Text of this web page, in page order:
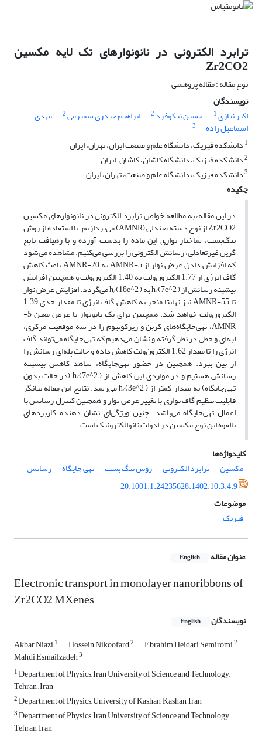
ترابرد الکترونی در نانونوارهای تک لایه مکسین
Zr2CO2
نوع مقاله : مقاله پژوهشی
نویسندگان
اکبر نیازی1 حسین نیکوفرد 2 ابراهیم حیدری سمیرمی2 مهدی
اسماعیل زاده
3
1 دانشکده فیزیک، دانشگاه علم و صنعت ایران، تهران، ایران
2دانشکده فیزیک، دانشگاه کاشان، کاشان، ایران
3دانشکده فیزیک، دانشگاه علم و صنعت، تهران، ایران
چکیده
در این مقاله، به مطالعه خواص ترابرد الکترونی در نانونوارهای مکسین
Zr2CO2 از نوع دسته صندلی (AMNR) می‌پردازیم. با استفاده از روش
تنگ‌بست، ساختار نواری این ماده را بدست آورده و با رهیافت تابع
گرین غیرتعادلی، رسانش الکترونی را بررسی می‌کنیم. مشاهده می‌شود
که افزایش دادن عرض نوار از 5-AMNR به 20-AMNR باعث کاهش
گاف انرژی از 1.77 الکترون‌ولت به 1.40 الکترون‌ولت و همچنین افزایش
بیشینه رسانش از ( 7e^2)⁄h به ( 18e^2)⁄h می‌گردد. افزایش عرض نوار
تا 55-AMNR نیز نهایتا منجر به کاهش گاف انرژی تا مقدار حدی 1.39
الکترون‌ولت خواهد شد. همچنین برای یک نانونوار با عرض معین 5-
AMNR، تهی‌جایگاه‌های کربن و زیرکونیوم را در سه موقعیت مرکزی،
لبه‌ای و خطی در نظر گرفته و نشان می‌دهیم که تهی‌جایگاه می‌تواند گاف
انرژی را تا مقدار 1.62 الکترون‌ولت کاهش داده و حالت پله‌ای رسانش را
از بین ببرد. همچنین در حضور تهی‌جایگاه، شاهد کاهش بیشینه
رسانش هستیم و در مواردی این کاهش از ( 7e^2)⁄h (در حالت بدون
تهی‌جایگاه) به مقدار کمتر از ( 3e^2)⁄h می‌‌رسد. نتایج این مقاله بیانگر
قابلیت تنظیم گاف نواری با تغییر عرض نوار و همچنین کنترل رسانش با
اعمال تهی‌جایگاه می‌باشد. چنین ویژگی‌ای نشان دهنده کاربرد‌های
بالقوه این نوع مکسین در ادوات نانوالکترونیک است.
کلیدواژه‌ها
مکسین
ترابرد الکترونی روش تنگ بست تهی جایگاه
رسانش
20.1001.1.24235628.1402.10.3.4.9
موضوعات
فیزیک
عنوان مقاله English
Electronic transport in monolayer nanoribbons of
Zr2CO2 MXenes
نویسندگان English
Akbar Niazi1 Hossein Nikoofard2 Ebrahim Heidari Semiromi2
Mahdi Esmailzadeh3
1Department of Physics, Iran University of Science and Technology,
Tehran , Iran
2Department of Physics, University of Kashan, Kashan, Iran
3Department of Physics, Iran University of Science and Technology,
Tehran, Iran